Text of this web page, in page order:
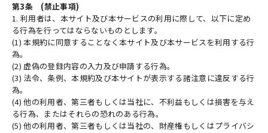
第3条 (禁止事項)
1. 利用者は、本サイト及び本サービスの利用に際して、以下に定め
る行為を行ってはならないものとします。
(1) 本規約に同意することなく本サイト及び本サービスを利用する行
為。
(2) 虚偽の登録内容の入力及び申請する行為。
(3) 法令、条例、本規約及び本サイトが表示する諸注意に違反する行
為。
(4) 他の利用者、第三者もしくは当社に、不利益もしくは損害を与え
る行為、またはそれらの恐れのある行為。
(5) 他の利用者、第三者もしくは当社の、財産権もしくはプライバシ